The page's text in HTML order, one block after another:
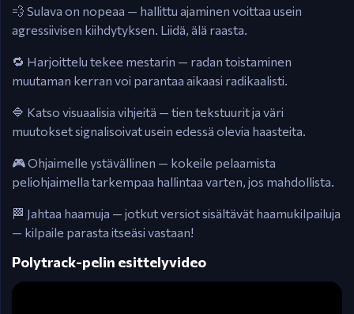
💨 Sulava on nopeaa — hallittu ajaminen voittaa usein
agressiivisen kiihdytyksen. Liidä, älä raasta.
🔁 Harjoittelu tekee mestarin — radan toistaminen
muutaman kerran voi parantaa aikaasi radikaalisti.
🔷 Katso visuaalisia vihjeitä — tien tekstuurit ja väri
muutokset signalisoivat usein edessä olevia haasteita.
🎮 Ohjaimelle ystävällinen — kokeile pelaamista
peliohjaimella tarkempaa hallintaa varten, jos mahdollista.
🏁 Jahtaa haamuja — jotkut versiot sisältävät haamukilpailuja
— kilpaile parasta itseäsi vastaan!
Polytrack-pelin esittelyvideo